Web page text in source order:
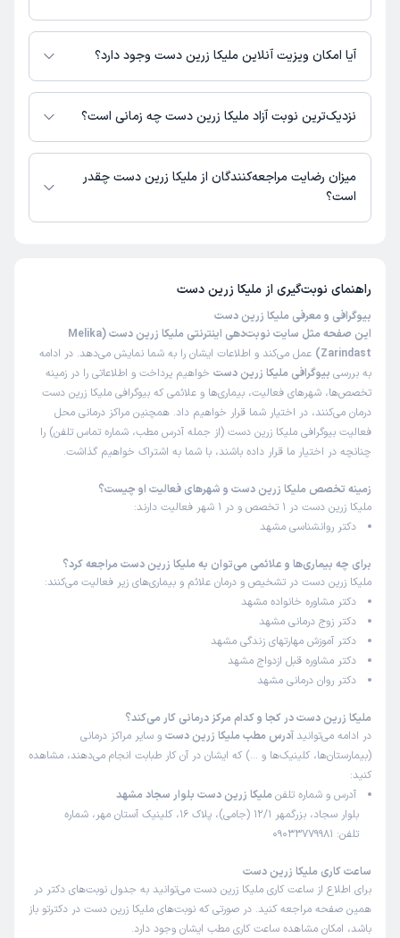
اطلاعاتی درباره محل فعالیت ملیکا زرین دست در مراکز درمانی در دسترس
نیست.
آیا امکان ویزیت آنلاین ملیکا زرین دست وجود دارد؟
در حال حاضر ملیکا زرین دست مشاوره پزشکی تلفنی فعال دارند.
نزدیک‌ترین نوبت آزاد ملیکا زرین دست چه زمانی است؟
ملیکا زرین دست از روز یکشنبه 18 مرداد 1405 بیمار جدید می‌پذیرند.
میزان رضایت مراجعه‌کنندگان از ملیکا زرین دست چقدر
است؟
راهنمای نوبت‌گیری از ملیکا زرین دست
بیوگرافی و معرفی ملیکا زرین دست
این صفحه مثل سایت نوبت‌دهی اینترنتی ملیکا زرین دست (Melika
Zarindast)
عمل می‌کند و اطلاعات ایشان را به شما نمایش می‌دهد. در ادامه
به بررسی بیوگرافی ملیکا زرین دست خواهیم پرداخت و اطلاعاتی را در زمینه
تخصص‌ها، شهرهای فعالیت، بیماری‌ها و علائمی که بیوگرافی ملیکا زرین دست
درمان می‌کنند، در اختیار شما قرار خواهیم داد. همچنین مراکز درمانی محل
فعالیت بیوگرافی ملیکا زرین دست (از جمله آدرس مطب، شماره تماس تلفن) را
چنانچه در اختیار ما قرار داده باشند، با شما به اشتراک خواهیم گذاشت.
زمینه تخصص ملیکا زرین دست و شهرهای فعالیت او چیست؟
ملیکا زرین دست در 1 تخصص و در 1 شهر فعالیت دارند:
دکتر روانشناسی مشهد
برای چه بیماری‌ها و علائمی می‌توان به ملیکا زرین دست مراجعه کرد؟
ملیکا زرین دست در تشخیص و درمان علائم و بیماری‌های زیر فعالیت می‌کنند:
دکتر مشاوره خانواده مشهد
دکتر زوج درمانی مشهد
دکتر آموزش مهارتهای زندگی مشهد
دکتر مشاوره قبل ازدواج مشهد
دکتر روان درمانی مشهد
ملیکا زرین دست در کجا و کدام مرکز درمانی کار می‌کند؟
در ادامه می‌توانید آدرس مطب ملیکا زرین دست و سایر مراکز درمانی
(بیمارستان‌ها، کلینیک‌ها و …) که ایشان در آن کار طبابت انجام می‌دهند، مشاهده
کنید:
آدرس و شماره تلفن ملیکا زرین دست بلوار سجاد مشهد
بلوار سجاد، بزرگمهر 12/1 (جامی)، پلاک 16، کلینیک آستان مهر، شماره
تلفن: 09033779981
ساعت کاری ملیکا زرین دست
برای اطلاع از ساعت کاری ملیکا زرین دست می‌توانید به جدول نوبت‌های دکتر در
همین صفحه مراجعه کنید. در صورتی که نوبت‌های ملیکا زرین دست در دکترتو باز
باشد، امکان مشاهده ساعت کاری مطب ایشان وجود دارد.